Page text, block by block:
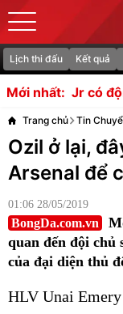
Lịch thi đấu Kết quả
Mới nhất:
thái lạ, Arsenal
Trang chủ Tin
Ozil ở lại,
Arsenal để
01:06 28/05/2019
BongDa.com.vn
quan đến đội chủ
của đại diện thủ
HLV Unai Emery